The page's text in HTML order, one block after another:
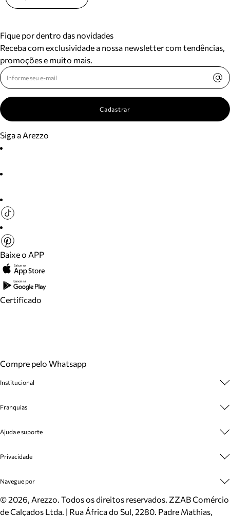
Fique por dentro das novidades
Receba com exclusividade a nossa newsletter com tendências,
promoções e muito mais.
Cadastrar
Siga a Arezzo
Baixe o APP
Certificado
Compre pelo Whatsapp
Institucional
Cashback
Venda Corporativa
Mapa do Site
Inverno
Mundo Arezzo
Franquias
Plano de Negócio
Ajuda e suporte
Cadastro
Meus Pedidos
Trocas e Devoluções
Cartão Presente
Privacidade
Politica e Privacidade
Navegue por
Sapatos
Bolsas
©2026, Arezzo. Todos os direitos reservados. ZZAB Comércio
de Calçados Ltda. | Rua África do Sul, 2280. Padre Mathias,